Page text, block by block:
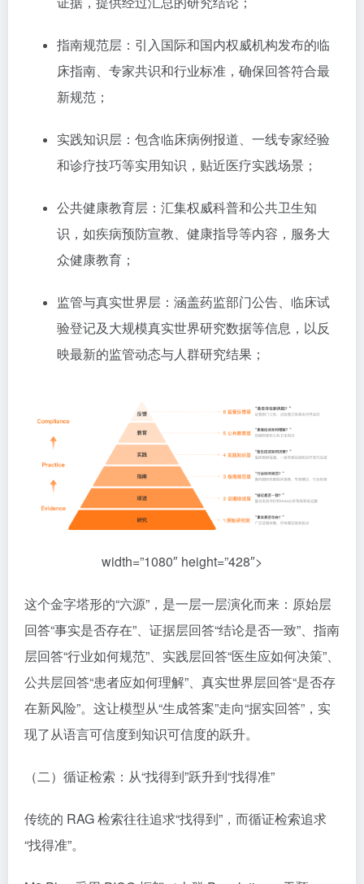
指南规范层：引入国际和国内权威机构发布的临
床指南、专家共识和行业标准，确保回答符合最
新规范；
实践知识层：包含临床病例报道、一线专家经验
和诊疗技巧等实用知识，贴近医疗实践场景；
公共健康教育层：汇集权威科普和公共卫生知
识，如疾病预防宣教、健康指导等内容，服务大
众健康教育；
监管与真实世界层：涵盖药监部门公告、临床试
验登记及大规模真实世界研究数据等信息，以反
映最新的监管动态与人群研究结果；
width=”1080″ height=”428″>
这个金字塔形的“六源”，是一层一层演化而来：原始层
回答“事实是否存在”、证据层回答“结论是否一致”、指南
层回答“行业如何规范”、实践层回答“医生应如何决策”、
公共层回答“患者应如何理解”、真实世界层回答“是否存
在新风险”。这让模型从“生成答案”走向“据实回答”，实
现了从语言可信度到知识可信度的跃升。
（二）循证检索：从“找得到”跃升到“找得准”
传统的 RAG 检索往往追求“找得到”，而循证检索追求
“找得准”。